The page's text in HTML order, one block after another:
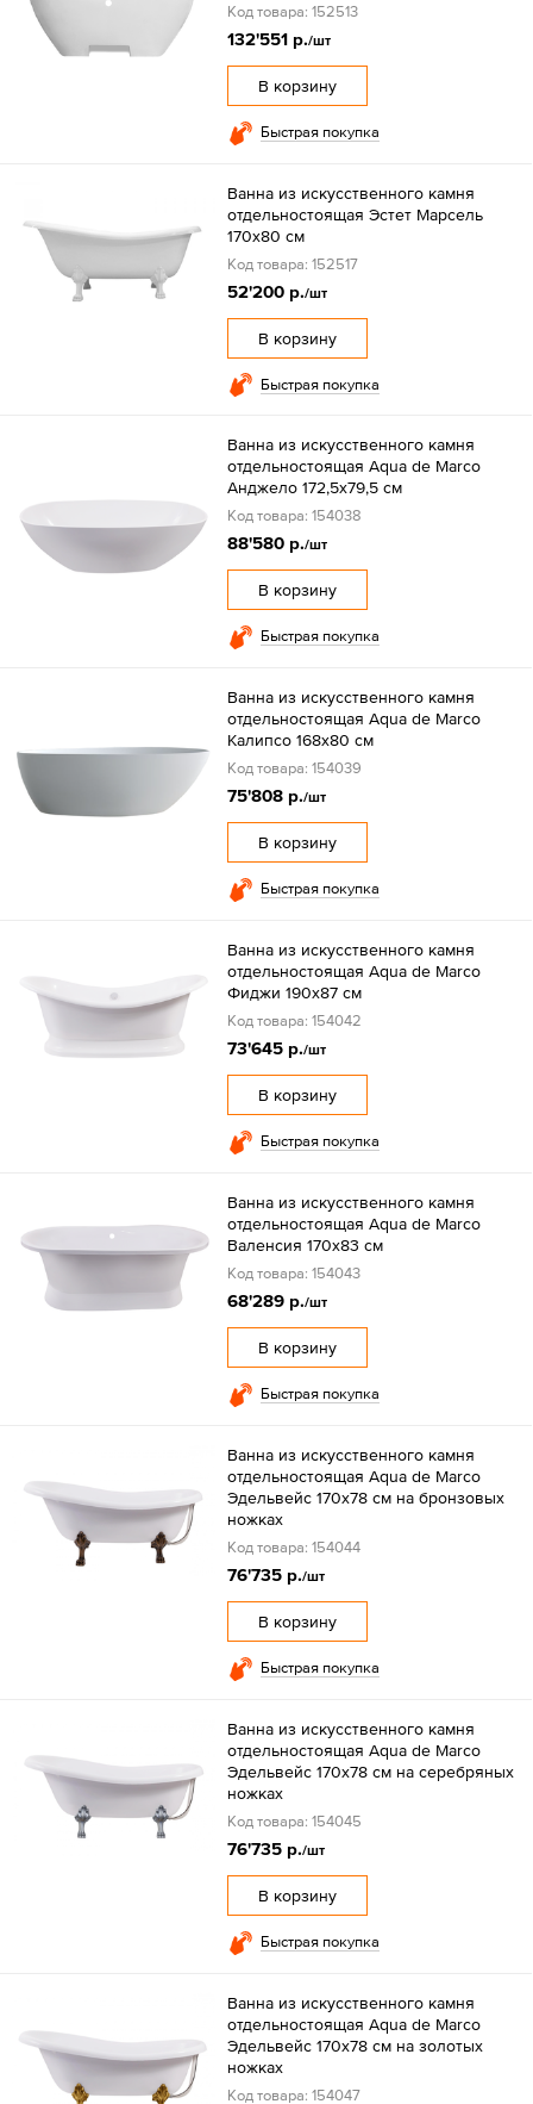
Код товара: 152513
132'551 р./шт
В корзину
Быстрая покупка
Ванна из искусственного камня
отдельностоящая Эстет Марсель
170х80 см
Код товара: 152517
52'200 р./шт
В корзину
Быстрая покупка
Ванна из искусственного камня
отдельностоящая Aqua de Marco
Анджело 172,5х79,5 см
Код товара: 154038
88'580 р./шт
В корзину
Быстрая покупка
Ванна из искусственного камня
отдельностоящая Aqua de Marco
Калипсо 168х80 см
Код товара: 154039
75'808 р./шт
В корзину
Быстрая покупка
Ванна из искусственного камня
отдельностоящая Aqua de Marco
Фиджи 190х87 см
Код товара: 154042
73'645 р./шт
В корзину
Быстрая покупка
Ванна из искусственного камня
отдельностоящая Aqua de Marco
Валенсия 170х83 см
Код товара: 154043
68'289 р./шт
В корзину
Быстрая покупка
Ванна из искусственного камня
отдельностоящая Aqua de Marco
Эдельвейс 170х78 см на бронзовых
ножках
Код товара: 154044
76'735 р./шт
В корзину
Быстрая покупка
Ванна из искусственного камня
отдельностоящая Aqua de Marco
Эдельвейс 170х78 см на серебряных
ножках
Код товара: 154045
76'735 р./шт
В корзину
Быстрая покупка
Ванна из искусственного камня
отдельностоящая Aqua de Marco
Эдельвейс 170х78 см на золотых
ножках
Код товара: 154047